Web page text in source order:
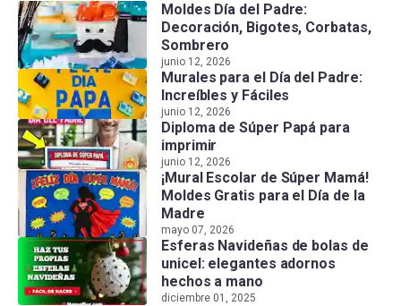
Moldes Día del Padre:
Decoración, Bigotes, Corbatas,
Sombrero
junio 12, 2026
Murales para el Día del Padre:
Increíbles y Fáciles
junio 12, 2026
Diploma de Súper Papá para
imprimir
junio 12, 2026
¡Mural Escolar de Súper Mamá!
Moldes Gratis para el Día de la
Madre
mayo 07, 2026
Esferas Navideñas de bolas de
unicel: elegantes adornos
hechos a mano
diciembre 01, 2025